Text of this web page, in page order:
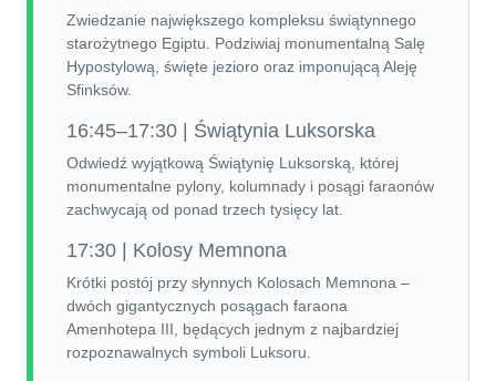
Zwiedzanie największego kompleksu świątynnego
starożytnego Egiptu. Podziwiaj monumentalną Salę
Hypostylową, święte jezioro oraz imponującą Aleję
Sfinksów.
16:45–17:30 | Świątynia Luksorska
Odwiedź wyjątkową Świątynię Luksorską, której
monumentalne pylony, kolumnady i posągi faraonów
zachwycają od ponad trzech tysięcy lat.
17:30 | Kolosy Memnona
Krótki postój przy słynnych Kolosach Memnona –
dwóch gigantycznych posągach faraona
Amenhotepa III, będących jednym z najbardziej
rozpoznawalnych symboli Luksoru.